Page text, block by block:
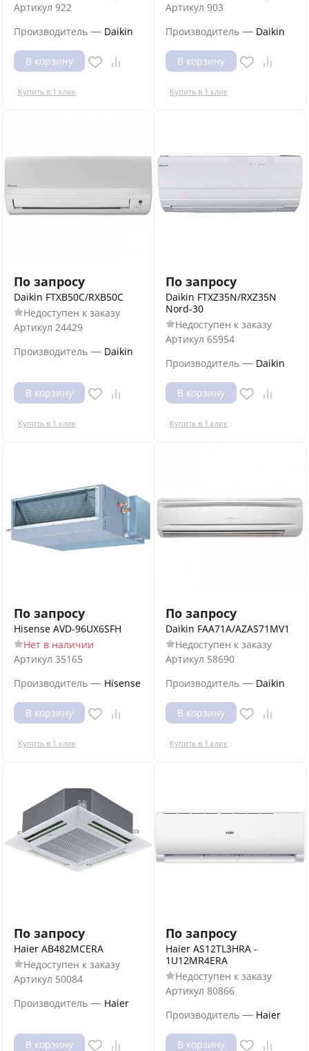
Артикул 922
Производитель — Daikin
В корзину
Купить в 1 клик
Артикул 903
Производитель — Daikin
В корзину
Купить в 1 клик
По запросу
Daikin FTXB50C/RXB50C
Недоступен к заказу
Артикул 24429
Производитель — Daikin
В корзину
Купить в 1 клик
По запросу
Daikin FTXZ35N/RXZ35N
Nord-30
Недоступен к заказу
Артикул 65954
Производитель — Daikin
В корзину
Купить в 1 клик
По запросу
Hisense AVD-96UX6SFH
Нет в наличии
Артикул 35165
Производитель — Hisense
В корзину
Купить в 1 клик
По запросу
Daikin FAA71A/AZAS71MV1
Недоступен к заказу
Артикул 58690
Производитель — Daikin
В корзину
Купить в 1 клик
По запросу
Haier AB482MCERA
Недоступен к заказу
Артикул 50084
Производитель — Haier
В корзину
По запросу
Haier AS12TL3HRA -
1U12MR4ERA
Недоступен к заказу
Артикул 80866
Производитель — Haier
В корзину